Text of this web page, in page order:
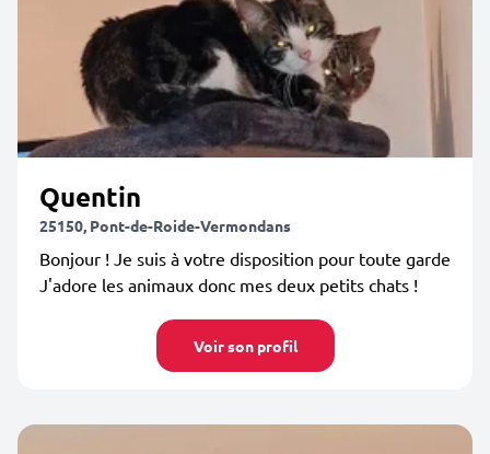
Quentin
25150, Pont-de-Roide-Vermondans
Bonjour ! Je suis à votre disposition pour toute garde
J'adore les animaux donc mes deux petits chats !
Voir son profil